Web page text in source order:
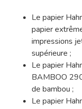
Le papier
papier
impressions
supérieure ;
Le papier
BAMBOO
de bambou ;
Le papier